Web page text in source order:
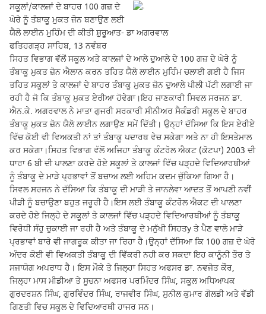
ਸਕੂਲਾਂ/ਕਾਲਜਾਂ ਦੇ ਬਾਹਰ 100 ਗਜ਼ ਦੇ
ਘੇਰੇ ਨੂੰ ਤੰਬਾਕੂ ਮੁਕਤ ਜ਼ੋਨ ਬਣਾਉਣ ਲਈ
ਯੈਲੋ ਲਾਈਨ ਮੁਹਿੰਮ ਦੀ ਕੀਤੀ ਸ਼ੁਰੂਆਤ- ਡਾ ਅਗਰਵਾਲ
ਫਤਿਹਗੜ੍ਹ ਸਾਹਿਬ, 13 ਨਵੰਬਰ
ਸਿਹਤ ਵਿਭਾਗ ਵੱਲੋਂ ਸਕੂਲ ਅਤੇ ਕਾਲਜਾਂ ਦੇ ਆਲੇ ਦੁਆਲੇ ਦੇ 100 ਗਜ਼ ਦੇ ਘੇਰੇ ਨੂੰ
ਤੰਬਾਕੂ ਮੁਕਤ ਜ਼ੋਨ ਐਲਾਨ ਕਰਨ ਤਹਿਤ ਯੈਲੋ ਲਾਈਨ ਮੁਹਿੰਮ ਚਲਾਈ ਗਈ ਹੈ ਜਿਸ
ਤਹਿਤ ਸਕੂਲਾਂ ਤੇ ਕਾਲਜਾਂ ਦੇ ਬਾਹਰ ਤੰਬਾਕੂ ਮੁਕਤ ਜ਼ੋਨ ਦੁਆਲੇ ਪੀਲੀ ਪੱਟੀ ਲਗਾਈ ਜਾ
ਰਹੀ ਹੈ ਜੋ ਕਿ ਤੰਬਾਕੂ ਮੁਕਤ ਏਰੀਆ ਹੋਵੇਗਾ।ਇਹ ਜਾਣਕਾਰੀ ਸਿਵਲ ਸਰਜਨ ਡਾ.
ਐਨ.ਕੇ. ਅਗਰਵਾਲ ਨੇ ਮਾਤਾ ਗੁਜਰੀ ਸਰਕਾਰੀ ਸੀਨੀਅਰ ਸੈਕੰਡਰੀ ਸਕੂਲ ਦੇ ਬਾਹਰ
ਤੰਬਾਕੂ ਮੁਕਤ ਜ਼ੋਨ ਯੈਲੋ ਲਾਈਨ ਲਗਾਉਣ ਸਮੇਂ ਦਿੱਤੀ। ਉਨ੍ਹਾਂ ਦੱਸਿਆ ਕਿ ਇਸ ਏਰੀਏ
ਵਿੱਚ ਕੋਈ ਵੀ ਵਿਅਕਤੀ ਨਾਂ ਤਾਂ ਤੰਬਾਕੂ ਪਦਾਰਥ ਵੇਚ ਸਕੇਗਾ ਅਤੇ ਨਾ ਹੀ ਇਸਤੇਮਾਲ
ਕਰ ਸਕੇਗਾ।ਸਿਹਤ ਵਿਭਾਗ ਵੱਲੋਂ ਅਜਿਹਾ ਤੰਬਾਕੂ ਕੰਟਰੋਲ ਐਕਟ (ਕੋਟਪਾ) 2003 ਦੀ
ਧਾਰਾ 6 ਬੀ ਦੀ ਪਾਲਣਾ ਕਰਦੇ ਹੋਏ ਸਕੂਲਾਂ ਤੇ ਕਾਲਜਾਂ ਵਿੱਚ ਪੜ੍ਹਦੇ ਵਿਦਿਆਰਥੀਆਂ
ਨੂੰ ਤੰਬਾਕੂ ਦੇ ਮਾੜੇ ਪ੍ਰਭਾਵਾਂ ਤੋਂ ਬਚਾਅ ਲਈ ਅਹਿਮ ਕਦਮ ਚੁੱਕਿਆ ਗਿਆ ਹੈ।
ਸਿਵਲ ਸਰਜਨ ਨੇ ਦੱਸਿਆ ਕਿ ਤੰਬਾਕੂ ਦੀ ਮਾੜੀ ਤੇ ਜਾਨਲੇਵਾ ਆਦਤ ਤੋਂ ਆਪਣੀ ਨਵੀਂ
ਪੀੜੀ ਨੂੰ ਬਚਾਉਣਾ ਬਹੁਤ ਜਰੂਰੀ ਹੈ।ਇਸ ਲਈ ਤੰਬਾਕੂ ਕੰਟਰੋਲ ਐਕਟ ਦੀ ਪਾਲਣਾ
ਕਰਦੇ ਹੋਏ ਜਿਲ੍ਹੇ ਦੇ ਸਕੂਲਾਂ ਤੇ ਕਾਲਜਾਂ ਵਿੱਚ ਪੜ੍ਹਦੇ ਵਿਦਿਆਰਥੀਆਂ ਨੂੰ ਤੰਬਾਕੂ
ਵਿਰੋਧੀ ਸੰਹੁ ਚੁਕਾਈ ਜਾ ਰਹੀ ਹੈ ਅਤੇ ਤੰਬਾਕੂ ਦੇ ਮਨੁੱਖੀ ਸਿਹਤy ਤੇ ਪੈਣ ਵਾਲੇ ਮਾੜੇ
ਪ੍ਰਭਾਵਾਂ ਬਾਰੇ ਵੀ ਜਾਗਰੂਕ ਕੀਤਾ ਜਾ ਰਿਹਾ ਹੈ।ਉਨ੍ਹਾਂ ਦੱਸਿਆ ਕਿ 100 ਗਜ਼ ਦੇ ਘੇਰੇ
ਅੰਦਰ ਕੋਈ ਵੀ ਵਿਅਕਤੀ ਤੰਬਾਕੂ ਦੀ ਵਿੱਕਰੀ ਨਹੀ ਕਰ ਸਕਦਾ ਇਹ ਕਾਨੂੰਨੀ ਤੌਰ ਤੇ
ਸਜਾਯੋਗ ਅਪਰਾਧ ਹੈ। ਇਸ ਮੌਕੇ ਤੇ ਜਿਲ੍ਹਾ ਸਿਹਤ ਅਫਸਰ ਡਾ. ਨਵਜੋਤ ਕੌਰ,
ਜਿਲ੍ਹਾ ਮਾਸ ਮੀਡੀਆ ਤੇ ਸੂਚਨਾ ਅਫਸਰ ਪਰਮਿੰਦਰ ਸਿੰਘ, ਸਕੂਲ ਅਧਿਆਪਕ
ਗੁਰਦਰਸ਼ਨ ਸਿੰਘ, ਗੁਰਵਿੰਦਰ ਸਿੰਘ, ਰਾਜਵੀਰ ਸਿੰਘ, ਸੁਨੀਲ ਕੁਮਾਰ ਗੋਲਡੀ ਅਤੇ ਵੱਡੀ
ਗਿਣਤੀ ਵਿਚ ਸਕੂਲ ਦੇ ਵਿਦਿਆਰਥੀ ਹਾਜਰ ਸਨ।